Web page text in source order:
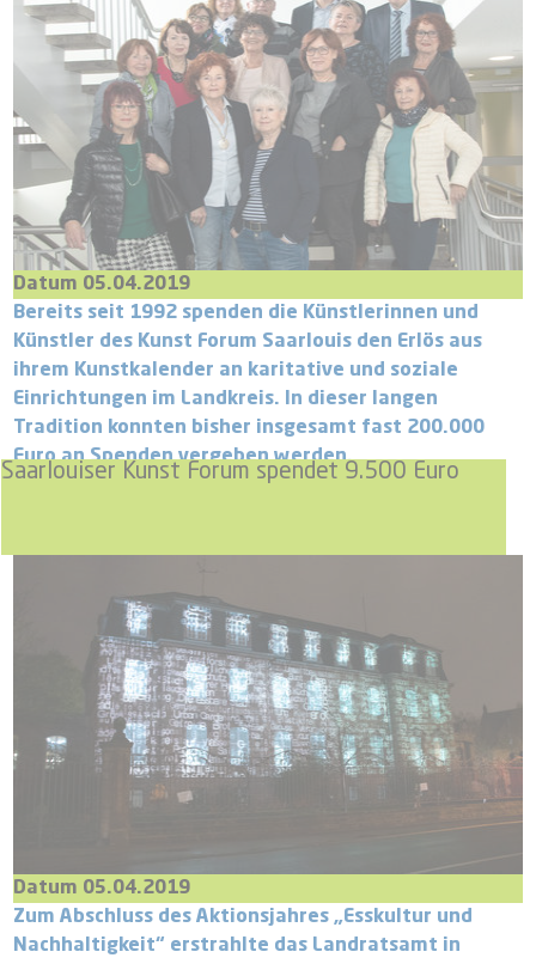
Saarlouiser Kunst Forum spendet 9.500 Euro
Datum 05.04.2019
Bereits seit 1992 spenden die Künstlerinnen und
Künstler des Kunst Forum Saarlouis den Erlös aus
ihrem Kunstkalender an karitative und soziale
Einrichtungen im Landkreis. In dieser langen
Tradition konnten bisher insgesamt fast 200.000
Euro an Spenden vergeben werden.
Datum 05.04.2019
Zum Abschluss des Aktionsjahres „Esskultur und
Nachhaltigkeit“ erstrahlte das Landratsamt in